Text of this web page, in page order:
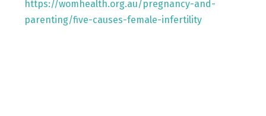
https://womhealth.org.au/pregnancy-and-
parenting/five-causes-female-infertility